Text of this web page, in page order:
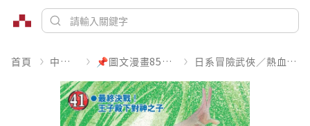
首頁 中文書 📌圖文漫畫85折起 日系冒險武俠／熱血運動